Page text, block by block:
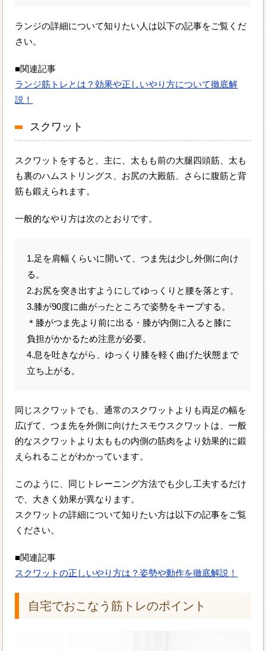
ランジの詳細について知りたい人は以下の記事をご覧くだ
さい。
■関連記事
ランジ筋トレとは？効果や正しいやり方について徹底解
説！
スクワット
スクワットをすると、主に、太もも前の大腿四頭筋、太も
も裏のハムストリングス、お尻の大殿筋、さらに腹筋と背
筋も鍛えられます。
一般的なやり方は次のとおりです。
1.足を肩幅くらいに開いて、つま先は少し外側に向け
る。
2.お尻を突き出すようにしてゆっくりと腰を落とす。
3.膝が90度に曲がったところで姿勢をキープする。
＊膝がつま先より前に出る・膝が内側に入ると膝に
負担がかかるため注意が必要。
4.息を吐きながら、ゆっくり膝を軽く曲げた状態まで
立ち上がる。
同じスクワットでも、通常のスクワットよりも両足の幅を
広げて、つま先を外側に向けたスモウスクワットは、一般
的なスクワットより太ももの内側の筋肉をより効果的に鍛
えられることがわかっています。
このように、同じトレーニング方法でも少し工夫するだけ
で、大きく効果が異なります。
スクワットの詳細について知りたい方は以下の記事をご覧
ください。
■関連記事
スクワットの正しいやり方は？姿勢や動作を徹底解説！
自宅でおこなう筋トレのポイント